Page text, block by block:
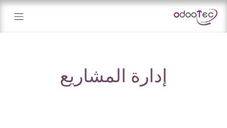
تخطي للذهاب إلى المحتوى
إدارة المشاريع